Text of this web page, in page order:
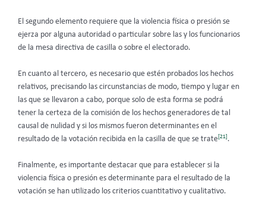
El segundo elemento requiere que la violencia física o presión se
ejerza por alguna autoridad o particular sobre las y los funcionarios
de la mesa directiva de casilla o sobre el electorado.
En cuanto al tercero, es necesario que estén probados los hechos
relativos, precisando las circunstancias de modo, tiempo y lugar en
las que se llevaron a cabo, porque solo de esta forma se podrá
tener la certeza de la comisión de los hechos generadores de tal
causal de nulidad y si los mismos fueron determinantes en el
resultado de la votación recibida en la casilla de que se trate[21].
Finalmente, es importante destacar que para establecer si la
violencia física o presión es determinante para el resultado de la
votación se han utilizado los criterios cuantitativo y cualitativo.